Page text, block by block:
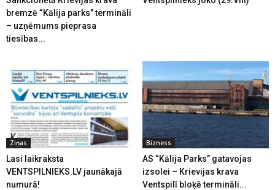
bremzē “Kālija parks” termināli
– uzņēmums pieprasa
tiesības...
Ziņas
Lasi laikraksta
VENTSPILNIEKS.LV jaunākajā
numurā!
Bizness
AS “Kālija Parks” gatavojas
izsolei – Krievijas krava
Ventspilī bloķē termināli...